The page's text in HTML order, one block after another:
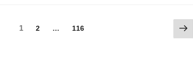
ペ
1
ペ
2 …
ペ
116
次
の